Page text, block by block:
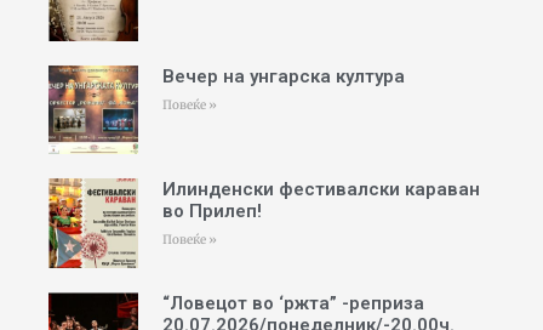
Вечер на унгарска култура
Повеќе »
Илинденски фестивалски караван
во Прилеп!
Повеќе »
“Ловецот во ‘ржта” -реприза
20.07.2026/понеделник/-20.00ч.